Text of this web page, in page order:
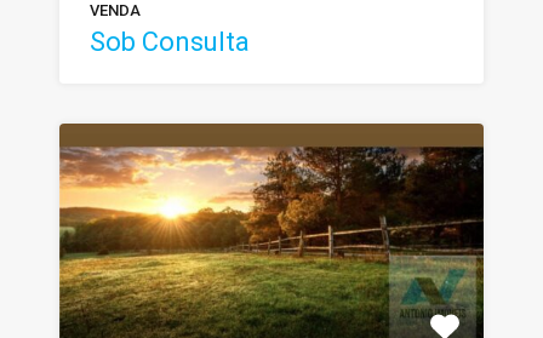
VENDA
Sob Consulta